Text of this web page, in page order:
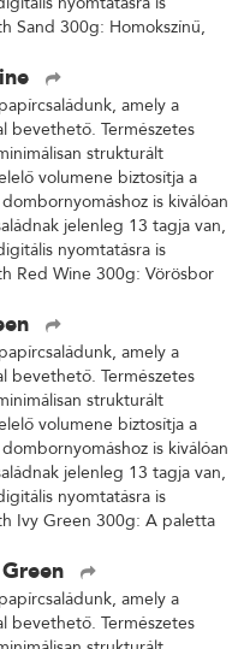
Sand 300g: Homokszínű,
amely a
bevethető. Természetes
strukturált
volumene biztosítja a
is kiválóan
jelenleg 13 tagja van,
nyomtatásra is
Red Wine 300g: Vörösbor
amely a
bevethető. Természetes
strukturált
volumene biztosítja a
is kiválóan
jelenleg 13 tagja van,
nyomtatásra is
Ivy Green 300g: A paletta
amely a
bevethető. Természetes